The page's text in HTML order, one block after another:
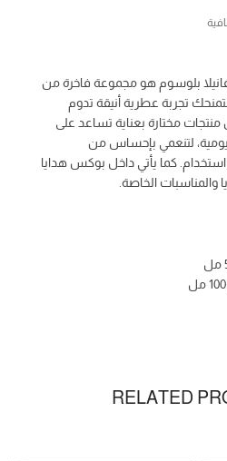
بلوسوم هو مجموعة فاخرة من
تجربة عطرية أنيقة تدوم
مختارة بعناية تساعد على
لتنعمي بإحساس من
كما يأتي داخل بوكس هدايا
والمناسبات الخاصة.
RELATED